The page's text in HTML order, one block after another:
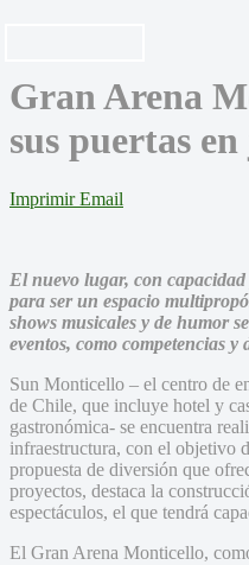
Gran Arena
sus puertas
Imprimir Email
El nuevo lugar, con capacidad
para ser un espacio
shows musicales y de humor
eventos, como competencias y
Sun Monticello – el centro de
de Chile, que incluye hotel y
gastronómica- se encuentra
infraestructura, con el objetivo
propuesta de diversión que
proyectos, destaca la
espectáculos, el que tendrá
El Gran Arena Monticello,